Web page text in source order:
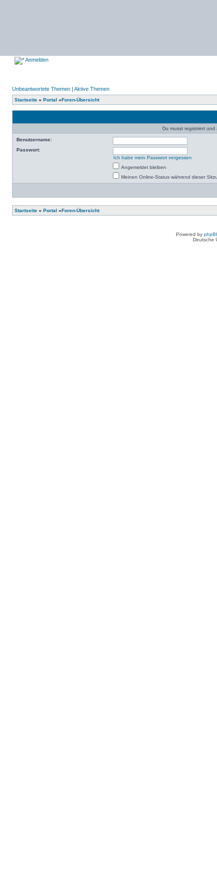
Anmelden
Unbeantwortete Themen | Aktive Themen
Startseite » Portal »Foren-Übersicht
Du musst registriert
Benutzername:
Passwort:
Ich habe mein Passwort vergessen
Angemeldet bleiben
Meinen Online-Status während dieser
Startseite » Portal »Foren-Übersicht
Powered by
Deutsche